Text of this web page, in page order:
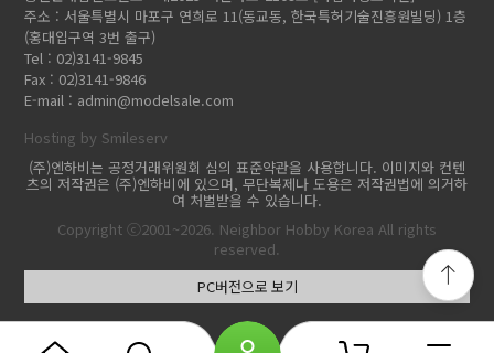
주소 : 서울특별시 마포구 연희로 11(동교동, 한국특허기술진흥원빌딩) 1층
(홍대입구역 3번 출구)
Tel : 02)3141-9845
Fax : 02)3141-9846
E-mail : admin@modelsale.com
Hosting by Smileserv
(주)엔하비는 공정거래위원회 심의 표준약관을 사용합니다. 이미지와 컨텐
츠의 저작권은 (주)엔하비에 있으며, 무단복제나 도용은 저작권법에 의거하
여 처벌받을 수 있습니다.
Copyright ⓒ2001~2026. Neighbor Hobby Korea All rights
reserved.
PC버전으로 보기